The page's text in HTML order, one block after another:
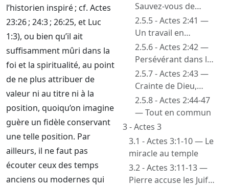
l’historien inspiré ; cf. Actes
23:26 ; 24:3 ; 26:25, et Luc
1:3), ou bien qu’il ait
suffisamment mûri dans la
foi et la spiritualité, au point
de ne plus attribuer de
valeur ni au titre ni à la
position, quoiqu’on imagine
guère un fidèle conservant
une telle position. Par
ailleurs, il ne faut pas
écouter ceux des temps
anciens ou modernes qui
Sauvez-vous de
cette génération
perverse
2.5.5 - Actes 2:41 —
Un travail en
profondeur
2.5.6 - Actes 2:42 —
Persévérant dans la
doctrine, la
communion des
apôtres, la fraction
du pain et les
2.5.7 - Actes 2:43 —
Crainte de Dieu,
prodiges et miracles
2.5.8 - Actes 2:44-47
— Tout en commun
3 - Actes 3
3.1 - Actes 3:1-10 — Le
miracle au temple
3.2 - Actes 3:11-13 —
Pierre accuse les Juifs